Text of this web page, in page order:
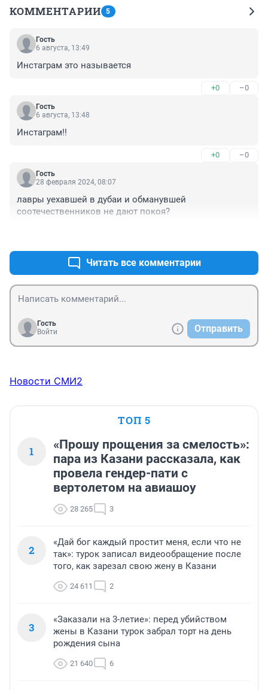
КОММЕНТАРИИ 5
Гость
6 августа, 13:49
Инстаграм это называется
+0 –0
Гость
6 августа, 13:48
Инстаграм!!
+0 –0
Гость
28 февраля 2024, 08:07
лавры уехавшей в дубаи и обманувшей
соотечественников не дают покоя?
Читать все комментарии
Гость
Войти
Отправить
Новости СМИ2
ТОП 5
1
«Прошу прощения за смелость»:
пара из Казани рассказала, как
провела гендер-пати с
вертолетом на авиашоу
28 265 3
2
«Дай бог каждый простит меня, если что не
так»: турок записал видеообращение после
того, как зарезал свою жену в Казани
24 611 2
3
«Заказали на 3-летие»: перед убийством
жены в Казани турок забрал торт на день
рождения сына
21 640 6